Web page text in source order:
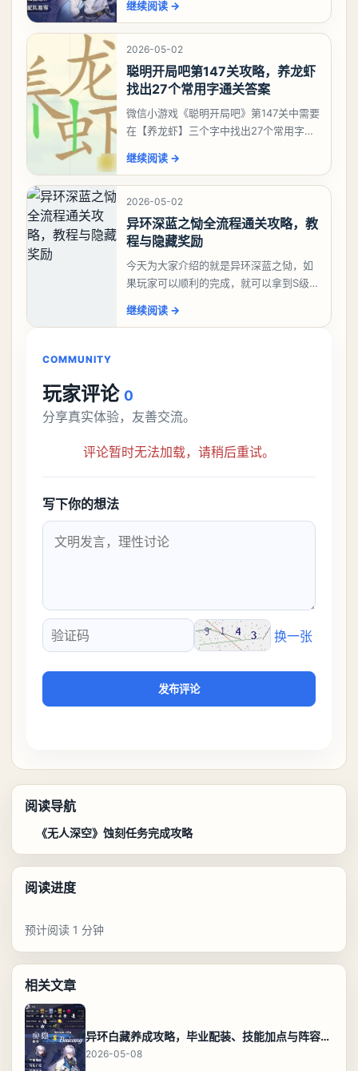
有娜娜莉缺另外一个二队C想打深渊也可以
考虑养个白藏
继续阅读 →
2026-05-02
聪明开局吧第147关攻略，养龙虾
找出27个常用字通关答案
微信小游戏《聪明开局吧》第147关中需要
在【养龙虾】三个字中找出27个常用字，
大、夫、夰、巾、中、虫、下、虾、卜、
囗、吓、卟、
继续阅读 →
2026-05-02
异环深蓝之恸全流程通关攻略，教
程与隐藏奖励
今天为大家介绍的就是异环深蓝之恸，如
果玩家可以顺利的完成，就可以拿到S级弧
比较高的，对于那些新手玩家并不建议直
继续阅读 →
COMMUNITY
玩家评论 0
分享真实体验，友善交流。
评论暂时无法加载，请稍后重试。
写下你的想法
验证码
换一张
发布评论
阅读导航
《无人深空》蚀刻任务完成攻略
阅读进度
预计阅读 1 分钟
相关文章
异环白藏养成攻略，毕业配装、技能加点与阵容搭配保姆级解析
2026-05-08